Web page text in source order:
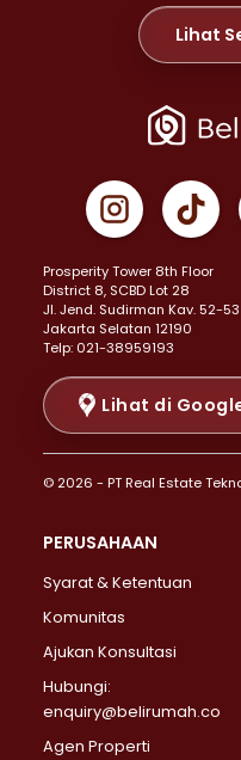
Properti Dijual di Meruya >
Properti Dijual di Jelambar
Properti Dijual di
Properti Dijual di Gambir >
Properti Dijual di Johar
Properti Dijual di Menteng
Properti Dijual di Senen >
Properti Dijual di Tanah
Properti Dijual di Cikini >
Properti Dijual di Kramat >
Properti Dijual di Pasar
Properti Dijual di
Properti Dijual di
Properti Dijual di Lebak
Properti Dijual di
Properti Dijual di Pondok
Properti Dijual di Lenteng
Properti Dijual di Senayan
Properti Dijual di Pondok
Lihat
Prosperity Tower 8th Floor
District 8, SCBD Lot 28
JI. Jend. Sudirman Kav. 52-53
Jakarta Selatan 12190
Telp: 021-38959193
Lihat di
© 2026 - PT Real Estate
PERUSAHAAN
Syarat & Ketentuan
Komunitas
Ajukan Konsultasi
Hubungi:
enquiry@belirumah.co
Agen Properti